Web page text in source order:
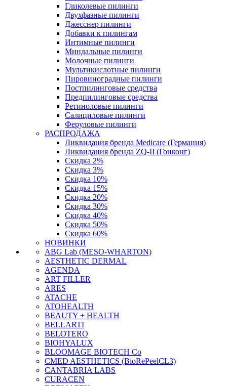
Гликолевые пилинги
Двухфазные пилинги
Джесснер пилинги
Добавки к пилингам
Интимные пилинги
Миндальные пилинги
Молочные пилинги
Мультикислотные пилинги
Пировиноградные пилинги
Постпилинговые средства
Предпилинговые средства
Ретиноловые пилинги
Салициловые пилинги
Феруловые пилинги
РАСПРОДАЖА
Ликвидация бренда Medicare (Германия)
Ликвидация бренда ZQ-II (Гонконг)
Скидка 2%
Скидка 3%
Скидка 10%
Скидка 15%
Скидка 20%
Скидка 30%
Скидка 40%
Скидка 50%
Скидка 60%
НОВИНКИ
ABG Lab (MESO-WHARTON)
AESTHETIC DERMAL
AGENDA
ART FILLER
ARES
ATACHE
ATOHEALTH
BEAUTY + HEALTH
BELLARTI
BELOTERO
BIOHYALUX
BLOOMAGE BIOTECH Co
CMED AESTHETICS (BioRePeelCL3)
CANTABRIA LABS
CURACEN